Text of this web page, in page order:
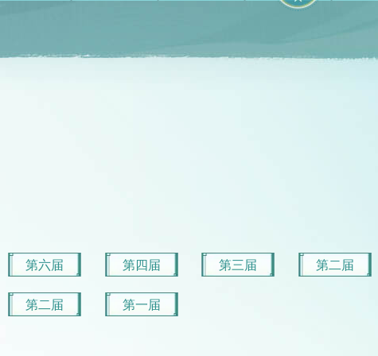
第六届 第四届 第三届 第二届
第二届 第一届